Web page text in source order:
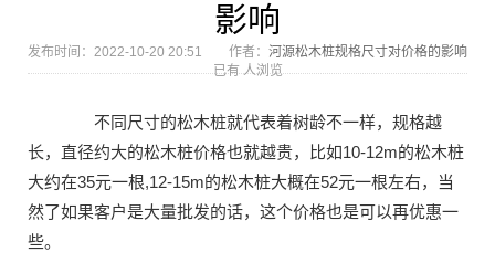
影响
发布时间：2022-10-20 20:51 作者： 河源松木桩规格尺寸对价格的影响
已有人浏览
不同尺寸的松木桩就代表着树龄不一样，规格越
长，直径约大的松木桩价格也就越贵，比如10-12m的松木桩
大约在35元一根,12-15m的松木桩大概在52元一根左右，当
然了如果客户是大量批发的话，这个价格也是可以再优惠一
些。